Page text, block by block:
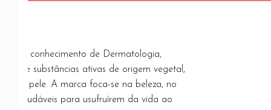
o conhecimento de Dermatologia,
de substâncias ativas de origem vegetal,
na pele. A marca foca-se na beleza, no
e saudáveis para usufruírem da vida ao